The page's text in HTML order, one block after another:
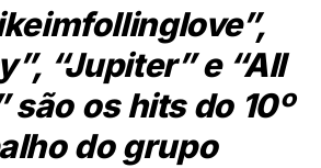
“Jupiter” e “All
são os hits do 10º
do grupo